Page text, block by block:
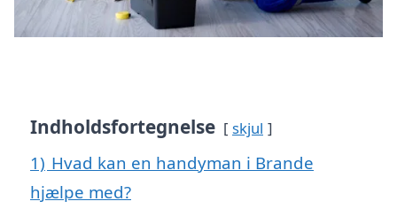
Indholdsfortegnelse skjul
1) Hvad kan en handyman i Brande
hjælpe med?